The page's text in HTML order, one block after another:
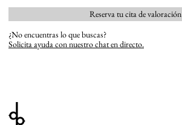
Reserva tu cita de valoración
¿No encuentras lo que buscas?
Solicita ayuda con nuestro chat en directo.